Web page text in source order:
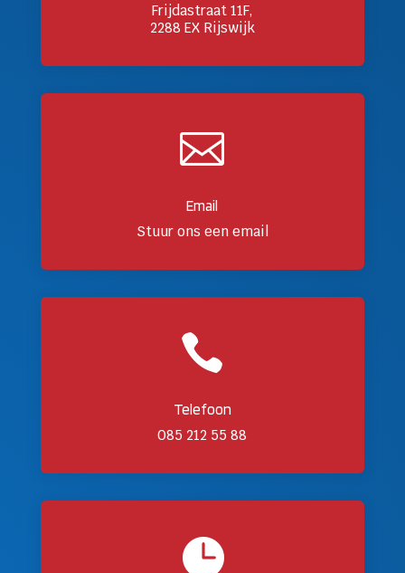
Frijdastraat 11F,
2288 EX Rijswijk

Email
Stuur ons een email

Telefoon
085 212 55 88
